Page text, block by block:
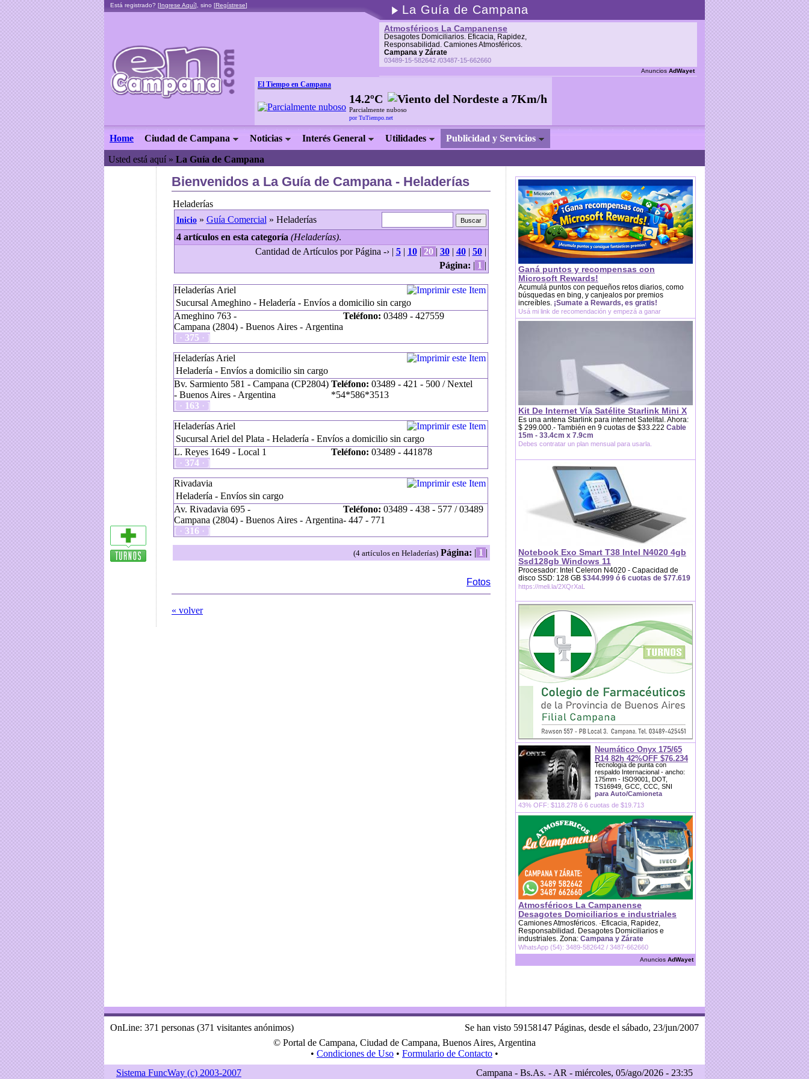
Está registrado? [Ingrese Aquí], sino [Regístrese] La Guía de Campana
Atmosféricos La Campanense
Desagotes Domiciliarios. Eficacia, Rapidez,
Responsabilidad. Camiones Atmosféricos.
Campana y Zárate
03489-15-582642 /03487-15-662660
Anuncios AdWayet
El Tiempo en Campana
14.2ºC
Parcialmente nuboso
por TuTiempo.net
Home Ciudad de Campana Noticias Interés General Utilidades Publicidad y Servicios
Usted está aquí » La Guía de Campana
Bienvenidos a La Guía de Campana - Heladerías
Heladerías
Inicio» Guía Comercial » Heladerías
4 artículos en esta categoría (Heladerías).
Cantidad de Artículos por Página -› | 5| 10| 20 | 30| 40| 50|
Página: | 1 |
Heladerías Ariel
Sucursal Ameghino - Heladería - Envíos a domicilio sin cargo
Ameghino 763 -
Campana (2804) - Buenos Aires - Argentina
[ · 375 · ]
Teléfono: 03489 - 427559
Heladerías Ariel
Heladería - Envíos a domicilio sin cargo
Bv. Sarmiento 581 - Campana (CP2804)
- Buenos Aires - Argentina
[ · 163 · ]
Teléfono: 03489 - 421 - 500 / Nextel
*54*586*3513
Heladerías Ariel
Sucursal Ariel del Plata - Heladería - Envíos a domicilio sin cargo
L. Reyes 1649 - Local 1
[ · 374 · ]
Teléfono: 03489 - 441878
Rivadavia
Heladería - Envíos sin cargo
Av. Rivadavia 695 -
Campana (2804) - Buenos Aires - Argentina
[ · 316 · ]
Teléfono: 03489 - 438 - 577 / 03489
- 447 - 771
(4 artículos en Heladerías) Página: | 1 |
Fotos
« volver
Ganá puntos y recompensas con
Microsoft Rewards!
Acumulá puntos con pequeños retos diarios, como
búsquedas en bing, y canjealos por premios
increíbles. ¡Sumate a Rewards, es gratis!
Usá mi link de recomendación y empezá a ganar
Kit De Internet Vía Satélite Starlink Mini X
Es una antena Starlink para internet Satelital. Ahora:
$ 299.000.- También en 9 cuotas de $33.222 Cable
15m - 33.4cm x 7.9cm
Debes contratar un plan mensual para usarla.
Notebook Exo Smart T38 Intel N4020 4gb
Ssd128gb Windows 11
Procesador: Intel Celeron N4020 - Capacidad de
disco SSD: 128 GB $344.999 ó 6 cuotas de $77.619
https://meli.la/2XQrXaL
Neumático Onyx 175/65
R14 82h 42%OFF $76.234
Tecnología de punta con
respaldo Internacional - ancho:
175mm - ISO9001, DOT,
TS16949, GCC, CCC, SNI
para Auto/Camioneta
43% OFF: $118.278 ó 6 cuotas de $19.713
Atmosféricos La Campanense
Desagotes Domiciliarios e industriales
Camiones Atmosféricos. ·Eficacia, Rapidez,
Responsabilidad. Desagotes Domiciliarios e
industriales. Zona: Campana y Zárate
WhatsApp (54): 3489-582642 / 3487-662660
Anuncios AdWayet
Se han visto 59158147 Páginas, desde el sábado, 23/jun/2007
OnLine: 371 personas (371 visitantes anónimos)
© Portal de Campana, Ciudad de Campana, Buenos Aires, Argentina
• Condiciones de Uso • Formulario de Contacto •
Campana - Bs.As. - AR - miércoles, 05/ago/2026 - 23:35
Sistema FuncWay (c) 2003-2007